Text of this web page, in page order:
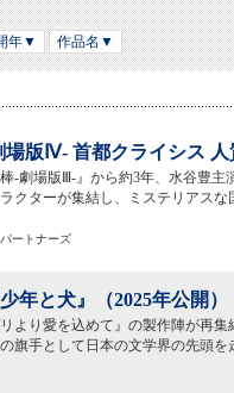
年▼ 作品名▼
場版Ⅳ- 首都クライシス 人
-劇場版Ⅲ-』から約3年、水谷豊主
クターが集結し、ミステリアス
ートナーズ
年と犬』（2025年公開）
リより愛を込めて』の製作陣が再
旗手として日本の文学界の先頭